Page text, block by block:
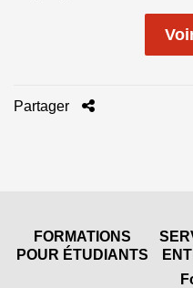
Partager
FORMATIONS
POUR ÉTUDIANTS